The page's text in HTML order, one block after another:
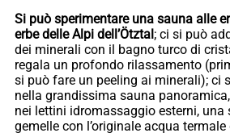
Si può sperimentare una sauna alle
erbe delle Alpi dell’Ötztal ; ci si può
dei minerali con il bagno turco di
regala un profondo rilassamento
si può fare un peeling ai minerali); ci
nella grandissima sauna
nei lettini idromassaggio esterni, una
gemelle con l’originale acqua